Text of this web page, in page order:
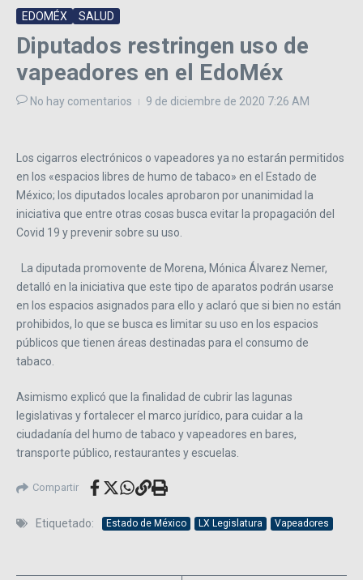
EDOMÉX SALUD
Diputados restringen uso de
vapeadores en el EdoMéx
No hay comentarios 9 de diciembre de 2020 7:26 AM
Los cigarros electrónicos o vapeadores ya no estarán permitidos
en los «espacios libres de humo de tabaco» en el Estado de
México; los diputados locales aprobaron por unanimidad la
iniciativa que entre otras cosas busca evitar la propagación del
Covid 19 y prevenir sobre su uso.
La diputada promovente de Morena, Mónica Álvarez Nemer,
detalló en la iniciativa que este tipo de aparatos podrán usarse
en los espacios asignados para ello y aclaró que si bien no están
prohibidos, lo que se busca es limitar su uso en los espacios
públicos que tienen áreas destinadas para el consumo de
tabaco.
Asimismo explicó que la finalidad de cubrir las lagunas
legislativas y fortalecer el marco jurídico, para cuidar a la
ciudadanía del humo de tabaco y vapeadores en bares,
transporte público, restaurantes y escuelas.
Compartir
Etiquetado: Estado de México LX Legislatura Vapeadores